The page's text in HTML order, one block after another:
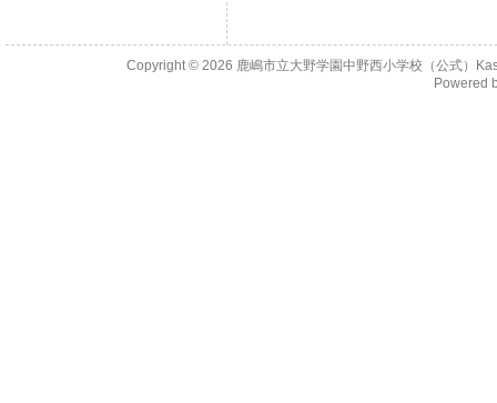
Copyright © 2026 鹿嶋市立大野学園中野西小学校（公式）
Powered